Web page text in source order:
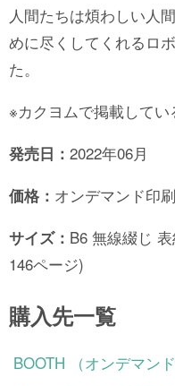
人間たちは煩わしい人
めに尽くしてくれるロ
た。
※カクヨムで掲載してい
発売日： 2022年06月
価格： オンデマンド印
サイズ： B6 無線綴じ
146ページ)
購入先一覧
BOOTH （オンデマンド